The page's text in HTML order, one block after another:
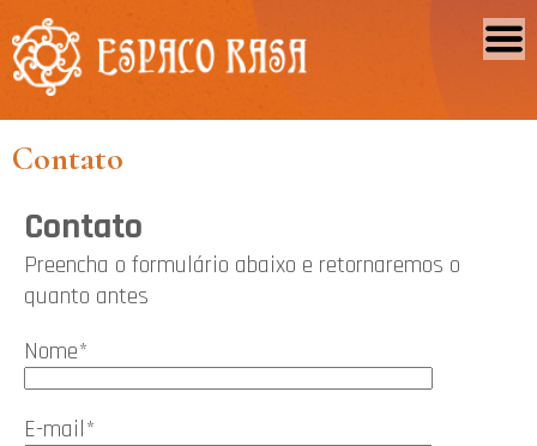
Contato
Contato
Preencha o formulário abaixo e retornaremos o
quanto antes
Nome*
E-mail*